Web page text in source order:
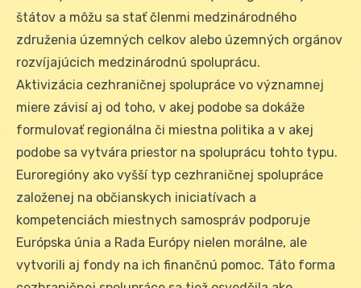
štátov a môžu sa stať členmi medzinárodného
združenia územných celkov alebo územných orgánov
rozvíjajúcich medzinárodnú spoluprácu.
Aktivizácia cezhraničnej spolupráce vo významnej
miere závisí aj od toho, v akej podobe sa dokáže
formulovať regionálna či miestna politika a v akej
podobe sa vytvára priestor na spoluprácu tohto typu.
Euroregióny ako vyšší typ cezhraničnej spolupráce
založenej na občianskych iniciatívach a
kompetenciách miestnych samospráv podporuje
Európska únia a Rada Európy nielen morálne, ale
vytvorili aj fondy na ich finančnú pomoc. Táto forma